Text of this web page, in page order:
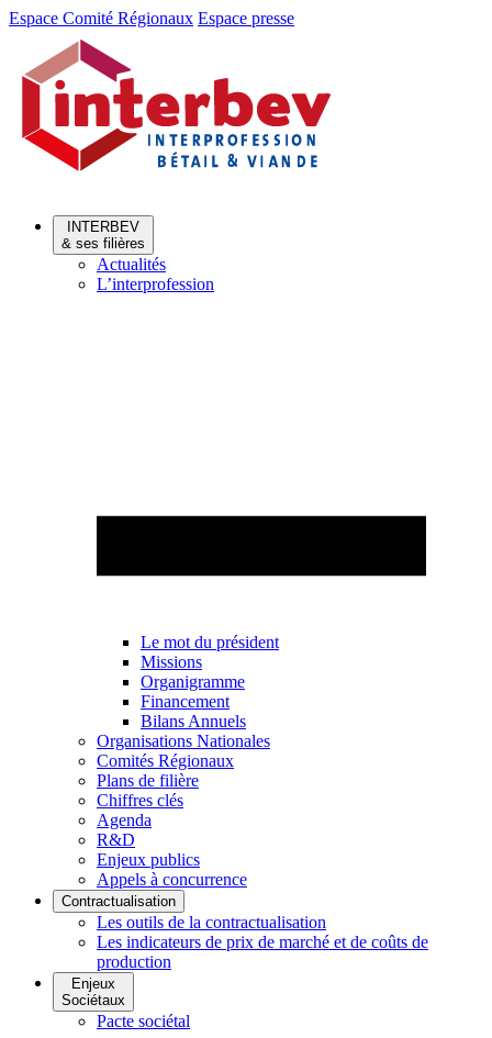
Aller
Aller
contenu
Espace Comité Régionaux Espace presse
INTERBEV
& ses filières
Actualités
L’interprofession
Le mot du président
Missions
Organigramme
Financement
Bilans Annuels
Organisations Nationales
Comités Régionaux
Plans de filière
Chiffres clés
Agenda
R&D
Enjeux publics
Appels à concurrence
Contractualisation
Les outils de la contractualisation
Les indicateurs de prix de marché et de coûts de
production
Enjeux
Sociétaux
Pacte sociétal